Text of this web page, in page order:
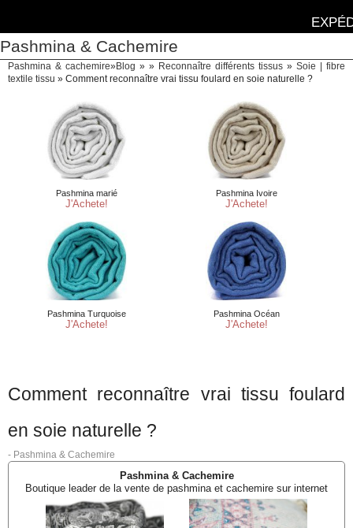
Pashmina & Cachemire
Pashmina & cachemire»Blog » » Reconnaître différents tissus » Soie | fibre
textile tissu » Comment reconnaître vrai tissu foulard en soie naturelle ?
Comment reconnaître vrai tissu foulard
en soie naturelle ?
- Pashmina & Cachemire
Pashmina & Cachemire
Boutique leader de la vente de pashmina et cachemire sur internet